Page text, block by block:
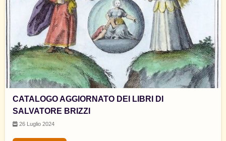
CATALOGO AGGIORNATO DEI LIBRI DI
SALVATORE BRIZZI
26 Luglio 2024